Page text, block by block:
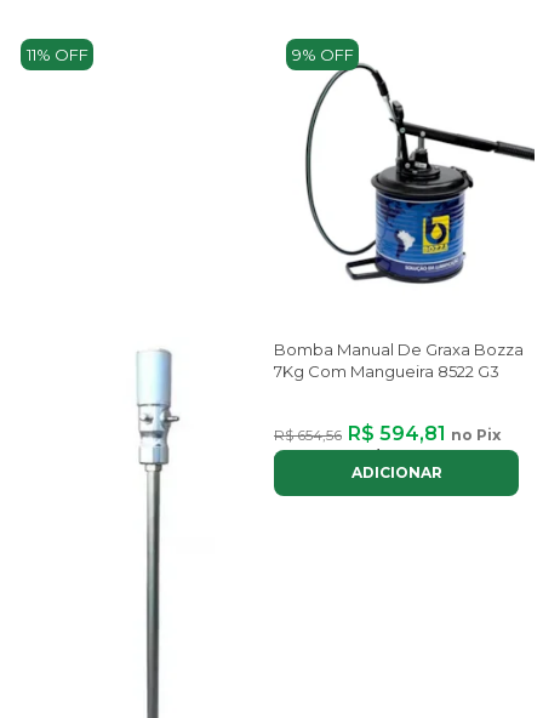
11% OFF 9% OFF
Bomba Manual De Graxa Bozza
7Kg Com Mangueira 8522 G3
R$ 654,56 R$ 594,81 no Pix
ou até
ADICIONAR